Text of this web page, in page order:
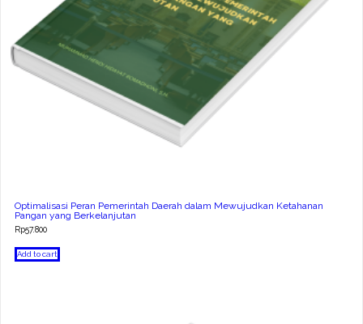
Optimalisasi Peran Pemerintah Daerah dalam Mewujudkan Ketahanan
Pangan yang Berkelanjutan
Rp57.800
Add to cart